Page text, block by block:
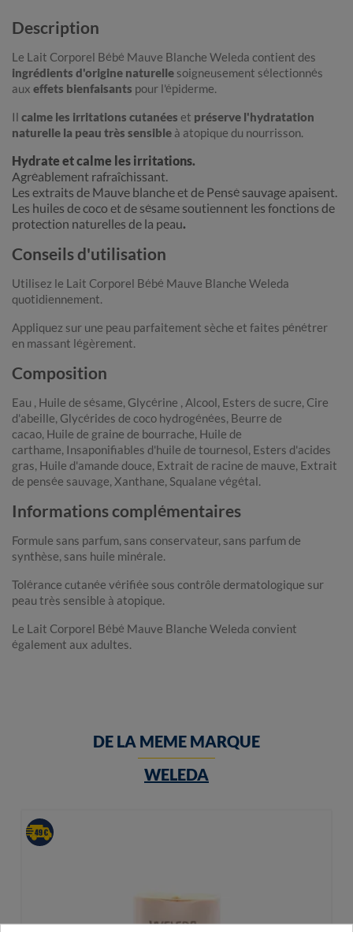
Description
Le Lait Corporel Bébé Mauve Blanche Weleda contient des
ingrédients d'origine naturelle soigneusement sélectionnés
aux effets bienfaisants pour l'épiderme.
Il calme les irritations cutanées et préserve l'hydratation
naturelle la peau très sensible à atopique du nourrisson.
Hydrate et calme les irritations.
Agréablement rafraîchissant.
Les extraits de Mauve blanche et de Pensé sauvage apaisent.
Les huiles de coco et de sésame soutiennent les fonctions de
protection naturelles de la peau.
Conseils d'utilisation
Utilisez le Lait Corporel Bébé Mauve Blanche Weleda
quotidiennement.
Appliquez sur une peau parfaitement sèche et faites pénétrer
en massant légèrement.
Composition
Eau , Huile de sésame, Glycérine , Alcool, Esters de sucre, Cire
d'abeille, Glycérides de coco hydrogénées, Beurre de
cacao, Huile de graine de bourrache, Huile de
carthame, Insaponifiables d'huile de tournesol, Esters d'acides
gras, Huile d'amande douce, Extrait de racine de mauve, Extrait
de pensée sauvage, Xanthane, Squalane végétal.
Informations complémentaires
Formule sans parfum, sans conservateur, sans parfum de
synthèse, sans huile minérale.
Tolérance cutanée vérifiée sous contrôle dermatologique sur
peau très sensible à atopique.
Le Lait Corporel Bébé Mauve Blanche Weleda convient
également aux adultes.
DE LA MEME MARQUE
WELEDA